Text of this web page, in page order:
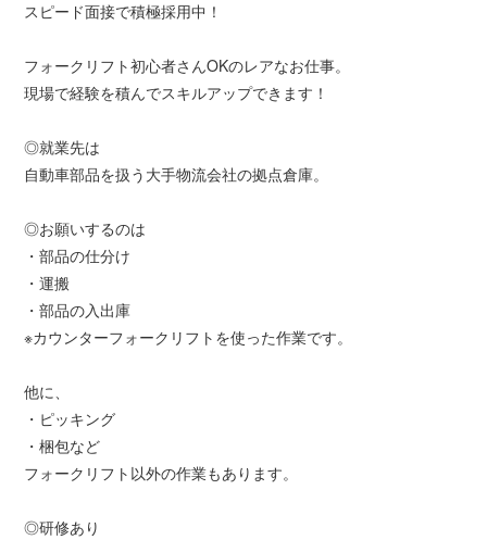
スピード面接で積極採用中！
フォークリフト初心者さんOKのレアなお仕事。
現場で経験を積んでスキルアップできます！
◎就業先は
自動車部品を扱う大手物流会社の拠点倉庫。
◎お願いするのは
・部品の仕分け
・運搬
・部品の入出庫
※カウンターフォークリフトを使った作業です。
他に、
・ピッキング
・梱包など
フォークリフト以外の作業もあります。
◎研修あり